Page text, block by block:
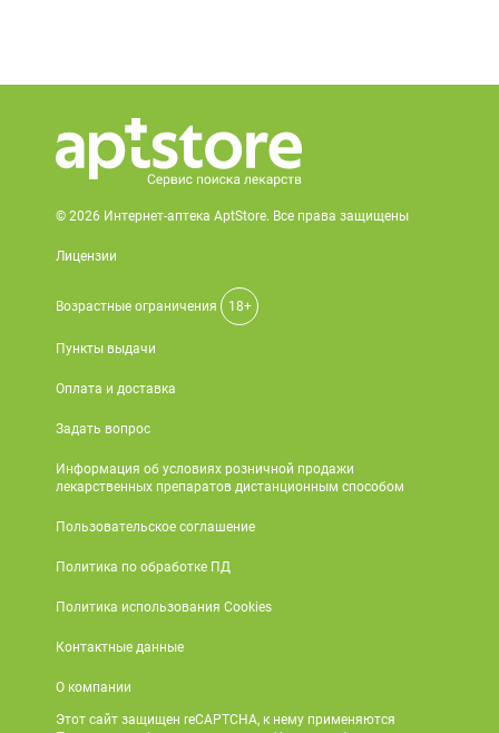
© 2026 Интернет-аптека AptStore. Все права защищены
Лицензии
Возрастные ограничения 18+
Пункты выдачи
Оплата и доставка
Задать вопрос
Информация об условиях розничной продажи
лекарственных препаратов дистанционным способом
Пользовательское соглашение
Политика по обработке ПД
Политика использования Cookies
Контактные данные
О компании
Этот сайт защищен reCAPTCHA, к нему применяются